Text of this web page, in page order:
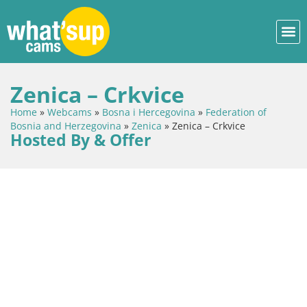
Zenica – Crkvice
Home » Webcams » Bosna i Hercegovina » Federation of
Bosnia and Herzegovina » Zenica » Zenica – Crkvice
Hosted By & Offer